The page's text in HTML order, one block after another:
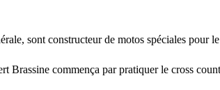
sont constructeur de motos spéciales pour
Brassine commença par pratiquer le cross